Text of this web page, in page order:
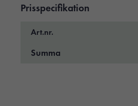
Prisspecifikation
Art.nr.
Summa